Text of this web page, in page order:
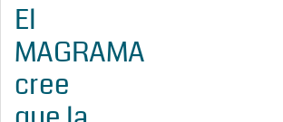
El
MAGRAMA
cree